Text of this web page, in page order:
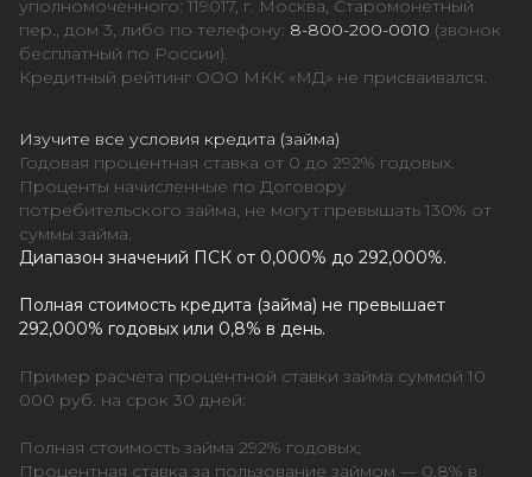
уполномоченного: 119017, г. Москва, Старомонетный
пер., дом 3, либо по телефону: 8-800-200-0010 (звонок
бесплатный по России).
Кредитный рейтинг ООО МКК «МД» не присваивался.
Изучите все условия кредита (займа)
Годовая процентная ставка от 0 до 292% годовых.
Проценты начисленные по Договору
потребительского займа, не могут превышать 130% от
суммы займа.
Диапазон значений ПСК от 0,000% до 292,000%.
Полная стоимость кредита (займа) не превышает
292,000% годовых или 0,8% в день.
Пример расчета процентной ставки займа суммой 10
000 руб. на срок 30 дней:
Полная стоимость займа 292% годовых;
Процентная ставка за пользование займом — 0,8% в